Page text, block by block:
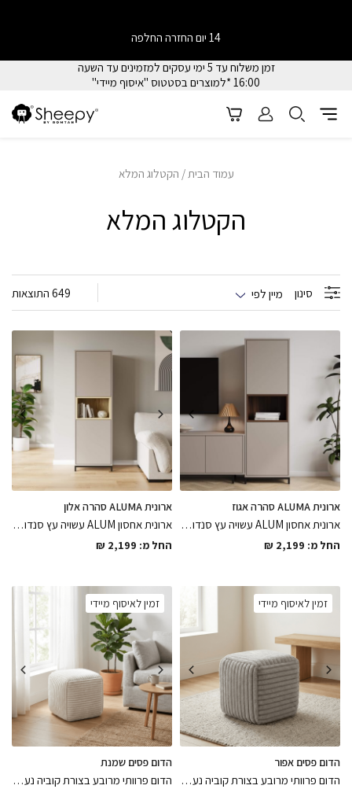
זמן משלוח עד 5 ימי עסקים למזמינים עד השעה
16:00 *למוצרים בסטטוס "איסוף מיידי"
14 יום החזרה החלפה
רוב הפריטים מגיעים מורכבים לבית הלקוח
עמוד הבית/ הקטלוג המלא
הקטלוג המלא
סינון מיין לפי 649 התוצאות
ארונית ALUMA סהרה אגוז
ארונית אחסון ALUM עשויה עץ סנדוויץ בגימור פורמייקה סהרה בשילוב כוורת מעץ אגוז במגוון גבהים לבחירה בגימורים מושלמים, הפיס שיסגור את הפינה באלגנטיות
החל מ: ₪ 2,199
ארונית ALUMA סהרה אלון
ארונית אחסון ALUM עשויה עץ סנדוויץ בגימור פורמייקה סהרה בשילוב כוורת מעץ אלון מולבן במגוון גבהים לבחירה בגימורים מושלמים
החל מ: ₪ 2,199
זמין לאיסוף מיידי
הדום פסים אפור
הדום פרוותי מרובע בצורת קוביה נעים ונח למגע בגוון אפור לשדרוג אלגנטי של החלל
זמין לאיסוף מיידי
הדום פסים שמנת
הדום פרוותי מרובע בצורת קוביה נעים ונח למגע בגוון שמנת לשדרוג אלגנטי של החלל